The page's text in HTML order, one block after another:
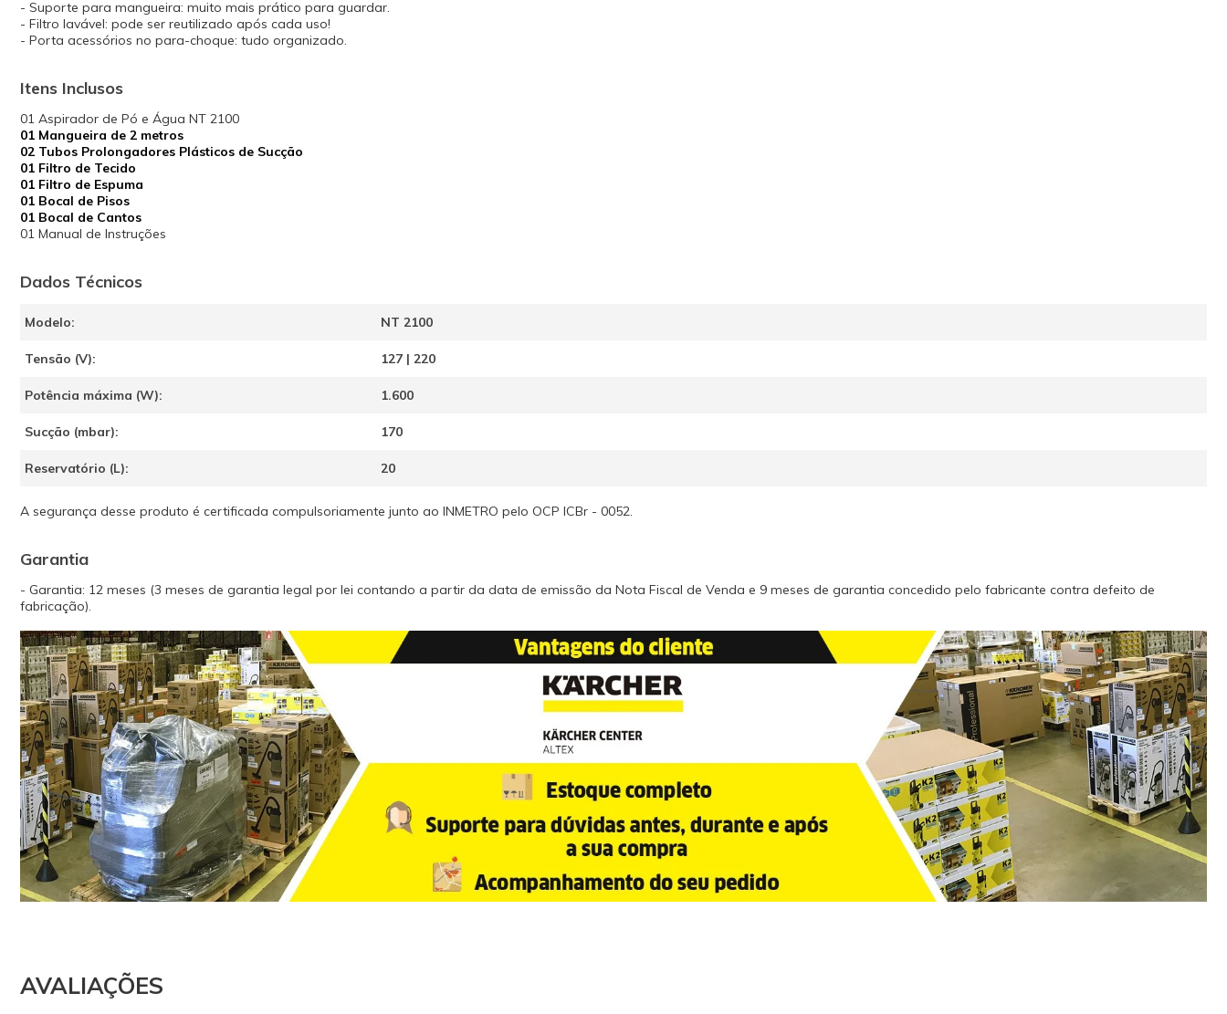
- Suporte para mangueira: muito mais prático para guardar.
- Filtro lavável: pode ser reutilizado após cada uso!
- Porta acessórios no para-choque: tudo organizado.
Itens Inclusos
01 Aspirador de Pó e Água NT 2100
01 Mangueira de 2 metros
02 Tubos Prolongadores Plásticos de Sucção
01 Filtro de Tecido
01 Filtro de Espuma
01 Bocal de Pisos
01 Bocal de Cantos
01 Manual de Instruções
Dados Técnicos
Modelo: NT 2100
Tensão (V): 127 | 220
Potência máxima (W): 1.600
Sucção (mbar): 170
Reservatório (L): 20
A segurança desse produto é certificada compulsoriamente junto ao INMETRO pelo OCP ICBr - 0052.
Garantia
- Garantia: 12 meses (3 meses de garantia legal por lei contando a partir da data de emissão da Nota Fiscal de Venda e 9 meses de garantia concedido pelo fabricante contra defeito de
fabricação).
AVALIAÇÕES